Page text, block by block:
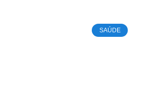
SAÚDE